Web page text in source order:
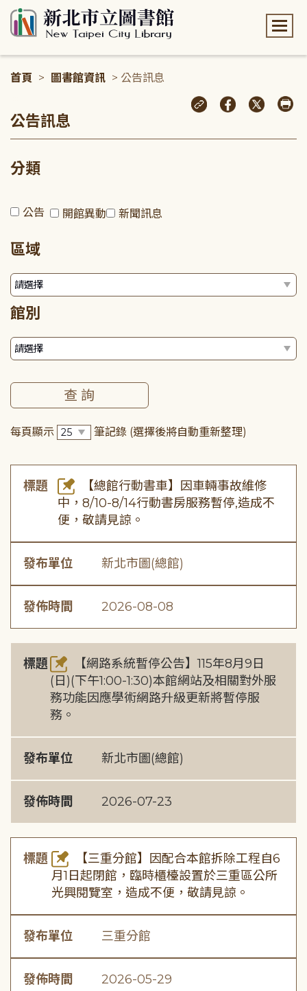
首頁 > 圖書館資訊 > 公告訊息
公告訊息
分類
公告 開館異動 新聞訊息
區域
館別
每頁顯示 筆記錄 (選擇後將自動重新整理)
標題
【總館行動書車】因車輛事故維修
中，8/10-8/14行動書房服務暫停,造成不
便，敬請見諒。
發布單位 新北市圖(總館)
發佈時間 2026-08-08
標題
【網路系統暫停公告】115年8月9日
(日)(下午1:00-1:30)本館網站及相關對外服
務功能因應學術網路升級更新將暫停服
務。
發布單位 新北市圖(總館)
發佈時間 2026-07-23
標題
【三重分館】因配合本館拆除工程自6
月1日起閉館，臨時櫃檯設置於三重區公所
光興閱覽室，造成不便，敬請見諒。
發布單位 三重分館
發佈時間 2026-05-29